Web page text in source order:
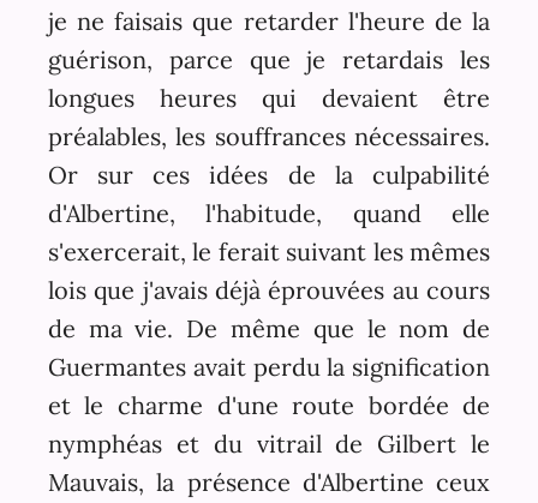
je ne faisais que retarder l'heure de la
guérison, parce que je retardais les
longues heures qui devaient être
préalables, les souffrances nécessaires.
Or sur ces idées de la culpabilité
d'Albertine, l'habitude, quand elle
s'exercerait, le ferait suivant les mêmes
lois que j'avais déjà éprouvées au cours
de ma vie. De même que le nom de
Guermantes avait perdu la signification
et le charme d'une route bordée de
nymphéas et du vitrail de Gilbert le
Mauvais, la présence d'Albertine ceux